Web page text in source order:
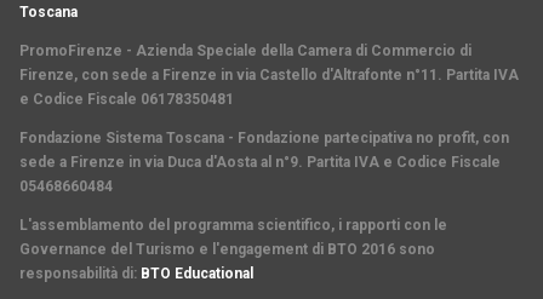
Toscana
PromoFirenze - Azienda Speciale della Camera di Commercio di
Firenze, con sede a Firenze in via Castello d'Altrafonte n°11. Partita IVA
e Codice Fiscale 06178350481
Fondazione Sistema Toscana - Fondazione partecipativa no profit, con
sede a Firenze in via Duca d'Aosta al n°9. Partita IVA e Codice Fiscale
05468660484
L'assemblamento del programma scientifico, i rapporti con le
Governance del Turismo e l'engagement di BTO 2016 sono
responsabilità di: BTO Educational